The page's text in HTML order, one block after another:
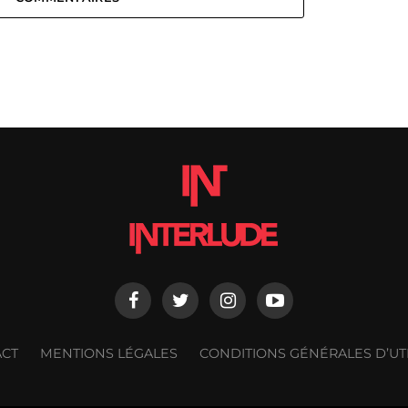
MENTIONS LÉGALES CONDITIONS GÉNÉRALES